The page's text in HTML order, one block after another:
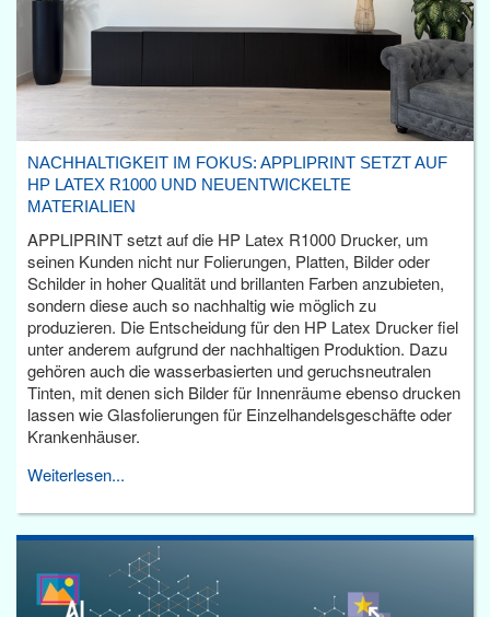
NACHHALTIGKEIT IM FOKUS: APPLIPRINT SETZT AUF
HP LATEX R1000 UND NEUENTWICKELTE
MATERIALIEN
APPLIPRINT setzt auf die HP Latex R1000 Drucker, um
seinen Kunden nicht nur Folierungen, Platten, Bilder oder
Schilder in hoher Qualität und brillanten Farben anzubieten,
sondern diese auch so nachhaltig wie möglich zu
produzieren. Die Entscheidung für den HP Latex Drucker fiel
unter anderem aufgrund der nachhaltigen Produktion. Dazu
gehören auch die wasserbasierten und geruchsneutralen
Tinten, mit denen sich Bilder für Innenräume ebenso drucken
lassen wie Glasfolierungen für Einzelhandelsgeschäfte oder
Krankenhäuser.
Weiterlesen...